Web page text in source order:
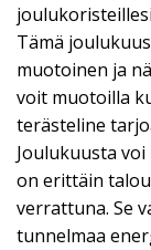
Tämä
muotoinen ja
voit muotoilla
terästeline
Joulukuusta
on erittäin
verrattuna. Se
tunnelmaa